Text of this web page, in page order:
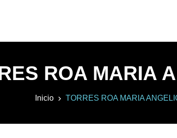
ROA MARIA
Inicio TORRES ROA MARIA